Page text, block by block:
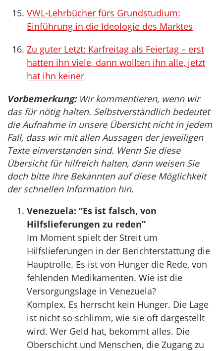
VWL-Lehrbücher fürs Grundstudium:
Einführung in die Ideologie des Marktes
Zu guter Letzt: Karfreitag als Feiertag – erst
hatten ihn viele, dann wollten ihn alle, jetzt
hat ihn keiner
Vorbemerkung:Wir kommentieren, wenn wir
das für nötig halten. Selbstverständlich bedeutet
die Aufnahme in unsere Übersicht nicht in jedem
Fall, dass wir mit allen Aussagen der jeweiligen
Texte einverstanden sind. Wenn Sie diese
Übersicht für hilfreich halten, dann weisen Sie
doch bitte Ihre Bekannten auf diese Möglichkeit
der schnellen Information hin.
Venezuela: “Es ist falsch, von
Hilfslieferungen zu reden”
Im Moment spielt der Streit um
Hilfslieferungen in der Berichterstattung die
Hauptrolle. Es ist von Hunger die Rede, von
fehlenden Medikamenten. Wie ist die
Versorgungslage in Venezuela?
Komplex. Es herrscht kein Hunger. Die Lage
ist nicht so schlimm, wie sie oft dargestellt
wird. Wer Geld hat, bekommt alles. Die
Oberschicht und Menschen, die Zugang zu